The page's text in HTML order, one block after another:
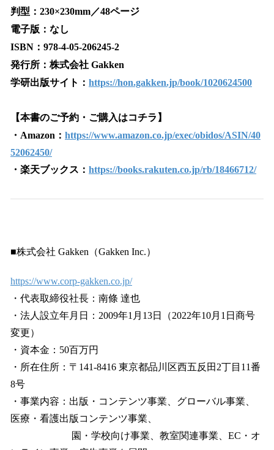
判型：230×230mm／48ページ
電子版：なし
ISBN：978-4-05-206245-2
発行所：株式会社 Gakken
学研出版サイト： https://hon.gakken.jp/book/1020624500
【本書のご予約・ご購入はコチラ】
・Amazon： https://www.amazon.co.jp/exec/obidos/ASIN/40
52062450/
・楽天ブックス： https://books.rakuten.co.jp/rb/18466712/
■株式会社 Gakken（Gakken Inc.）
https://www.corp-gakken.co.jp/
・代表取締役社長：南條 達也
・法人設立年月日：2009年1月13日（2022年10月1日商号
変更）
・資本金：50百万円
・所在住所：〒141-8416 東京都品川区西五反田2丁目11番
8号
・事業内容：出版・コンテンツ事業、グローバル事業、
医療・看護出版コンテンツ事業、
園・学校向け事業、教室関連事業、EC・オ